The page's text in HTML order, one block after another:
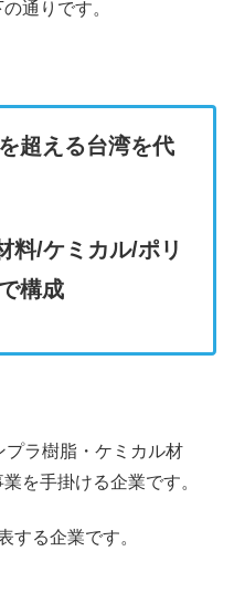
通りです。
超える台湾を代
料/ケミカル/ポリ
構成
ラ樹脂・ケミカル材
を手掛ける企業です。
する企業です。